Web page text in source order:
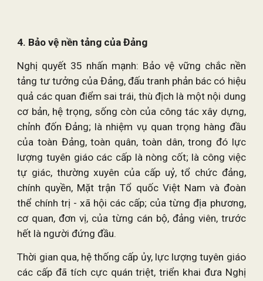
4. Bảo vệ nền tảng của Đảng
Nghị quyết 35 nhấn mạnh: Bảo vệ vững chắc nền
tảng tư tưởng của Đảng, đấu tranh phản bác có hiệu
quả các quan điểm sai trái, thù địch là một nội dung
cơ bản, hệ trọng, sống còn của công tác xây dựng,
chỉnh đốn Đảng; là nhiệm vụ quan trọng hàng đầu
của toàn Đảng, toàn quân, toàn dân, trong đó lực
lượng tuyên giáo các cấp là nòng cốt; là công việc
tự giác, thường xuyên của cấp uỷ, tổ chức đảng,
chính quyền, Mặt trận Tổ quốc Việt Nam và đoàn
thể chính trị - xã hội các cấp; của từng địa phương,
cơ quan, đơn vị, của từng cán bộ, đảng viên, trước
hết là người đứng đầu.
Thời gian qua, hệ thống cấp ủy, lực lượng tuyên giáo
các cấp đã tích cực quán triệt, triển khai đưa Nghị